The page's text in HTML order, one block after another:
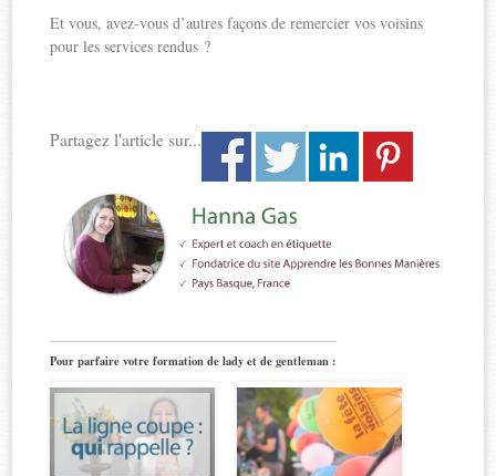
Et vous, avez-vous d’autres façons de remercier vos voisins
pour les services rendus ?
Partagez l'article sur...
Pour parfaire votre formation de lady et de gentleman :